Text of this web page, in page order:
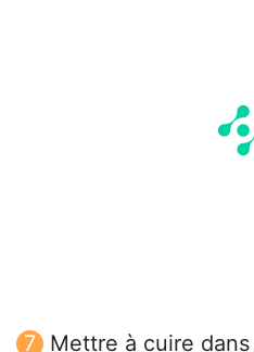
Mettre à cuire